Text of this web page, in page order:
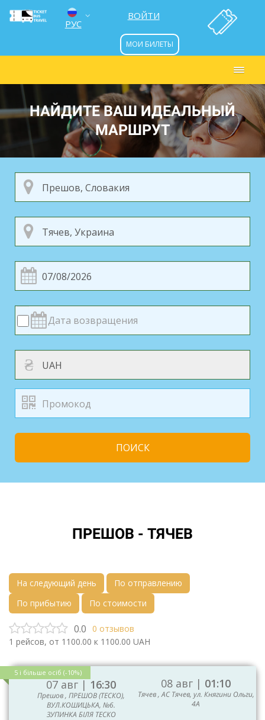
РУС
ENG
УКР
ВОЙТИ
МОИ БИЛЕТЫ
НАЙДИТЕ ВАШ ИДЕАЛЬНЫЙ
МАРШРУТ
₴
ПОИСК
ПРЕШОВ - ТЯЧЕВ
На следующий день
По отправлению
По прибытию
По стоимости
0.0 0 отзывов
1 рейсов, от 1100.00 к 1100.00 UAH
07 авг | 16:30
Прешов , ПРЕШОВ (ТЕСКО),
ВУЛ.КОШИЦЬКА, №6.
ЗУПИНКА БІЛЯ ТЕСКО
5 і більше осіб (-10%)
08 авг | 01:10
Тячев , АС Тячев, ул. Княгини Ольги,
4А